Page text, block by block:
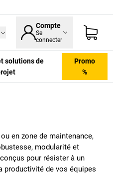
Compte
Se
connecter
solutions de
Promo
%
en zone de maintenance,
modularité et
pour résister à un
productivité de vos équipes